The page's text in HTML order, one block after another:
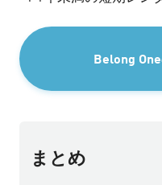
Belong
まとめ